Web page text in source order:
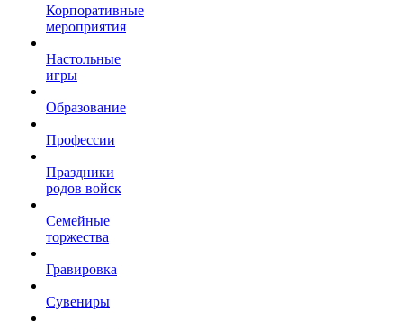
Корпоративные
мероприятия
Настольные
игры
Образование
Профессии
Праздники
родов войск
Семейные
торжества
Гравировка
Сувениры